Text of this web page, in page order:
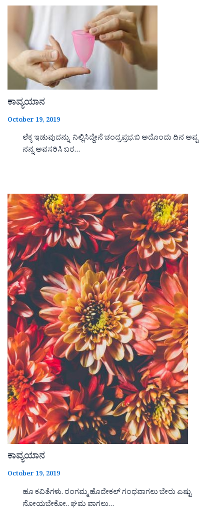
ಕಾವ್ಯಯಾನ
October 19, 2019
ಲೆಕ್ಕ ಇಡುವುದನ್ನು ನಿಲ್ಲಿಸಿದ್ದೇನೆ ಚಂದ್ರಪ್ರಭ.ಬಿ ಅದೊಂದು ದಿನ ಅಪ್ಪ
ನನ್ನ ಅವಸರಿಸಿ ಬರ…
ಕಾವ್ಯಯಾನ
October 19, 2019
ಹೂ ಕವಿತೆಗಳು. ರಂಗಮ್ಮ ಹೊದೇಕಲ್ ಗಂಧವಾಗಲು ಬೇರು ಎಷ್ಟು
ನೋಯಬೇಕೋ.. ಘಮ ವಾಗಲು…